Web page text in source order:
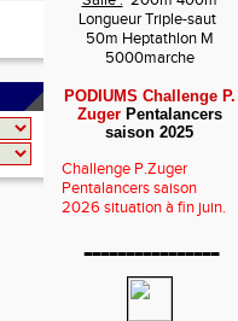
Longueur Triple-saut
50m Heptathlon M
5000marche
PODIUMS Challenge P.
ZugerPentalancers
saison 2025
Challenge P.Zuger
Pentalancers saison
2026 situation à fin juin.
----------------